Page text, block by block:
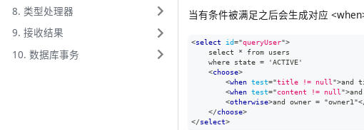
8. 类型处理器
9. 接收结果
10. 数据库事务
当有条件被满足之后会生成对应
<select id="queryUser">
    select * from users
    where state = 'ACTIVE'
<choose>
<when test="title != null">and
<when test="content != null">
<otherwise>and owner = "owner1"
</choose>
</select>